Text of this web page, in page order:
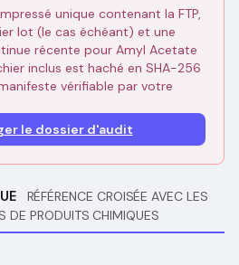
unique contenant la FTP,
lot (le cas échéant) et une
récente pour Amyl Acetate
inclus est haché en SHA-256
vérifiable par votre
le dossier d'audit
RÉFÉRENCE CROISÉE AVEC LES
DE PRODUITS CHIMIQUES